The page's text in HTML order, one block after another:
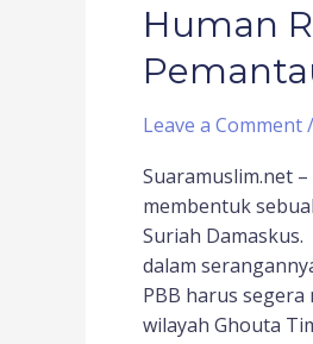
Human
Leave a Comment/
Suaramuslim.net
membentuk
Suriah
dalam
PBB harus
wilayah Ghouta